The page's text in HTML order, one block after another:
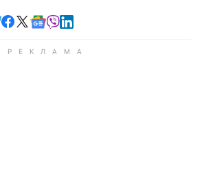
Читайте в Telegram
Читайте в Facebook
Читайте в X
Читайте в Google news
Читайте в Viber
Читайте в LinkedIn